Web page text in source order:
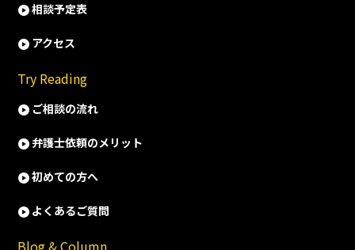
相談予定表
アクセス
Try Reading
ご相談の流れ
弁護士依頼のメリット
初めての方へ
よくあるご質問